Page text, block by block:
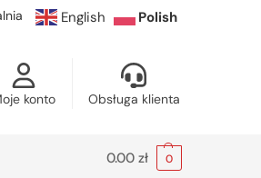
English Polish
konto Obsługa klienta
0.00 zł 0